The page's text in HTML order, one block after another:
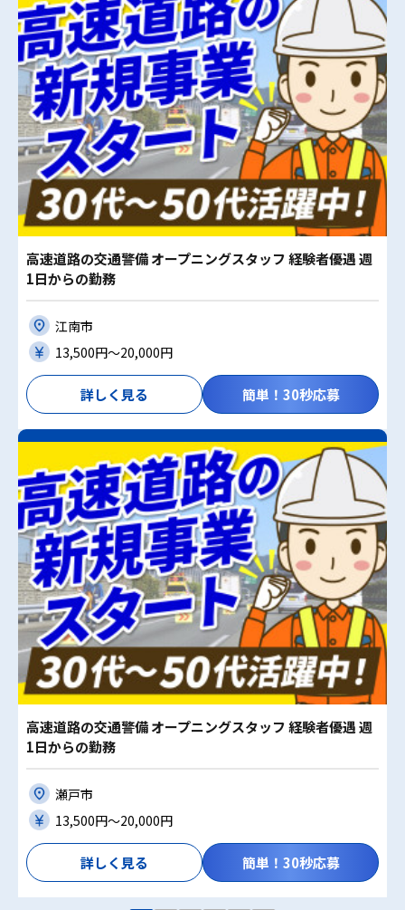
高速道路の交通警備 オープニングスタッフ 経験者優遇 週
1日からの勤務
江南市
13,500円〜20,000円
詳しく見る 簡単！30秒応募
高速道路の交通警備 オープニングスタッフ 経験者優遇 週
1日からの勤務
瀬戸市
13,500円〜20,000円
詳しく見る 簡単！30秒応募